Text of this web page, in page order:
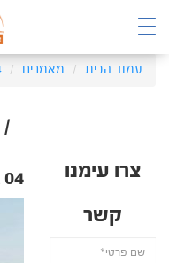
עמוד הבית מאמרים
צרו עימנו
קשר